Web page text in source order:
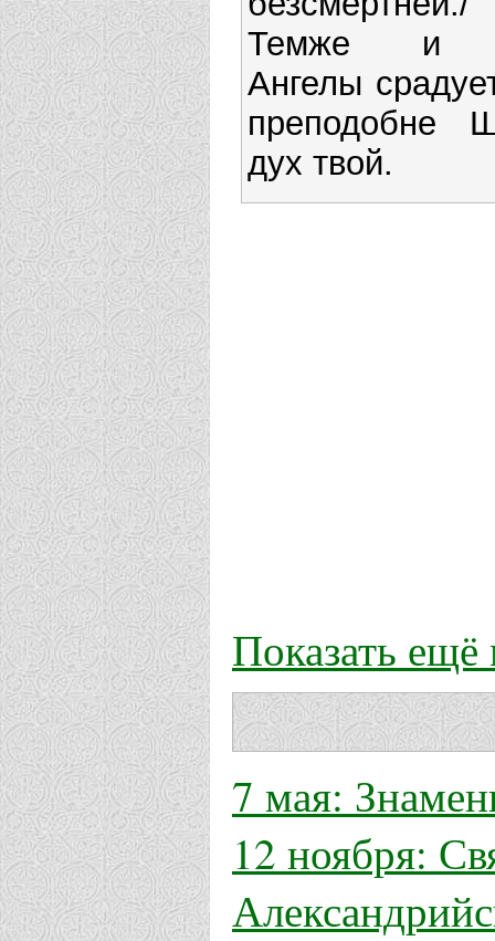
Темже и
Ангелы
преподобне
дух твой.
Показать
7 мая:
12 ноября: